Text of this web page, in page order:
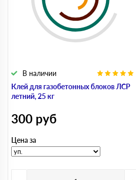
Клей для газобетонных блоков ЛСР
летний, 25 кг
В наличии
300 руб
Цена за